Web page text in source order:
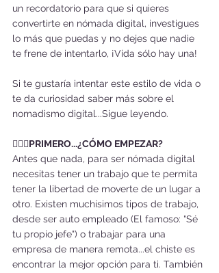
un recordatorio para que si quieres
convertirte en nómada digital, investigues
lo más que puedas y no dejes que nadie
te frene de intentarlo, ¡Vida sólo hay una!
Si te gustaría intentar este estilo de vida o
te da curiosidad saber más sobre el
nomadismo digital...Sigue leyendo.
🤷🏼‍♀️PRIMERO...¿CÓMO EMPEZAR?
Antes que nada, para ser nómada digital
necesitas tener un trabajo que te permita
tener la libertad de moverte de un lugar a
otro. Existen muchísimos tipos de trabajo,
desde ser auto empleado (El famoso: "Sé
tu propio jefe") o trabajar para una
empresa de manera remota...el chiste es
encontrar la mejor opción para ti. También